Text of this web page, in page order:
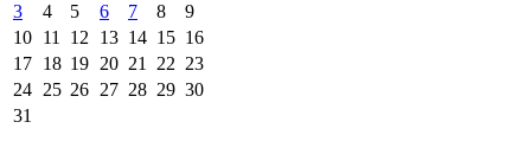
3
4 5 6 7 8
9
10 11 12 13 14 15 16
17 18 19 20 21 22 23
24 25 26 27 28 29 30
31